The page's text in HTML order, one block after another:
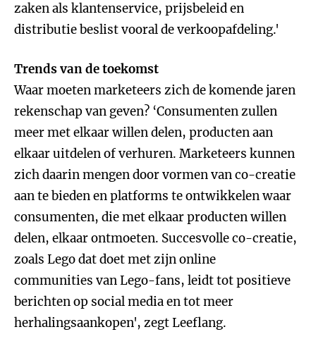
zaken als klantenservice, prijsbeleid en
distributie beslist vooral de verkoopafdeling.'
Trends van de toekomst
Waar moeten marketeers zich de komende jaren
rekenschap van geven? ‘Consumenten zullen
meer met elkaar willen delen, producten aan
elkaar uitdelen of verhuren. Marketeers kunnen
zich daarin mengen door vormen van co-creatie
aan te bieden en platforms te ontwikkelen waar
consumenten, die met elkaar producten willen
delen, elkaar ontmoeten. Succesvolle co-creatie,
zoals Lego dat doet met zijn online
communities van Lego-fans, leidt tot positieve
berichten op social media en tot meer
herhalingsaankopen', zegt Leeflang.